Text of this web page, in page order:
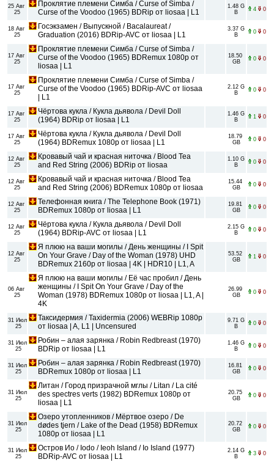
25 Авг
25
Проклятие племени Симба / Curse of Simba /
Curse of the Voodoo (1965) BDRip от liosaa | L1
1.48 G
B
4 0
18 Авг
25
Госэкзамен / Выпускной / Bacalaureat /
Graduation (2016) BDRip-AVC от liosaa | L1
3.37 G
B
0 0
17 Авг
25
Проклятие племени Симба / Curse of Simba /
Curse of the Voodoo (1965) BDRemux 1080p от
liosaa | L1
18.50
GB
0 0
17 Авг
25
Проклятие племени Симба / Curse of Simba /
Curse of the Voodoo (1965) BDRip-AVC от liosaa
| L1
2.12 G
B
0 0
17 Авг
25
Чёртова кукла / Кукла дьявола / Devil Doll
(1964) BDRip от liosaa | L1
1.46 G
B
1 0
17 Авг
25
Чёртова кукла / Кукла дьявола / Devil Doll
(1964) BDRemux 1080p от liosaa | L1
18.79
GB
0 0
12 Авг
25
Кровавый чай и красная ниточка / Blood Tea
and Red String (2006) BDRip от liosaa
1.10 G
B
0 0
12 Авг
25
Кровавый чай и красная ниточка / Blood Tea
and Red String (2006) BDRemux 1080p от liosaa
15.44
GB
0 0
12 Авг
25
Телефонная книга / The Telephone Book (1971)
BDRemux 1080p от liosaa | L1
19.81
GB
0 0
12 Авг
25
Чёртова кукла / Кукла дьявола / Devil Doll
(1964) BDRip-AVC от liosaa | L1
2.15 G
B
0 0
12 Авг
25
Я плюю на ваши могилы / День женщины / I Spit
On Your Grave / Day of the Woman (1978) UHD
BDRemux 2160p от liosaa | 4K | HDR10 | L1, A
53.52
GB
1 0
06 Авг
25
Я плюю на ваши могилы / Её час пробил / День
женщины / I Spit On Your Grave / Day of the
Woman (1978) BDRemux 1080p от liosaa | L1, A |
4K
26.99
GB
0 0
31 Июл
25
Таксидермия / Taxidermia (2006) WEBRip 1080p
от liosaa | A, L1 | Uncensured
9.71 G
B
0 0
31 Июл
25
Робин – алая зарянка / Robin Redbreast (1970)
BDRip от liosaa | L1
1.46 G
B
0 0
31 Июл
25
Робин – алая зарянка / Robin Redbreast (1970)
BDRemux 1080p от liosaa | L1
16.81
GB
0 0
31 Июл
25
Литан / Город призрачной мглы / Litan / La cité
des spectres verts (1982) BDRemux 1080p от
liosaa | L1
20.75
GB
0 0
31 Июл
25
Озеро утопленников / Мёртвое озеро / De
dødes tjern / Lake of the Dead (1958) BDRemux
1080p от liosaa | L1
20.72
GB
0 0
31 Июл
25
Остров Ио / Iodo / Ieoh Island / Io Island (1977)
BDRip-AVC от liosaa | L1
2.14 G
B
3 0